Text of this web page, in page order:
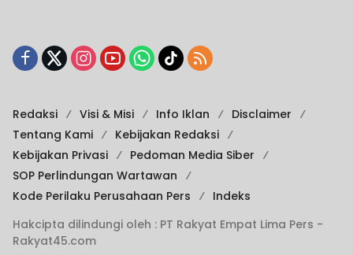
Redaksi Visi & Misi Info Iklan
Disclaimer
Tentang Kami
Kebijakan Redaksi
Kebijakan Privasi
Pedoman Media Siber
SOP Perlindungan Wartawan
Kode Perilaku Perusahaan Pers
Indeks
Hakcipta dilindungi oleh : PT Rakyat Empat Lima Pers -
Rakyat45.com